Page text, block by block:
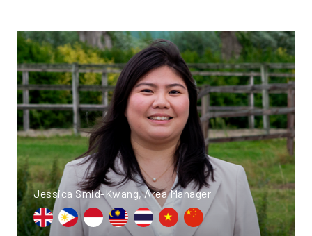
Jessica Smid-Kwang, Area Manager